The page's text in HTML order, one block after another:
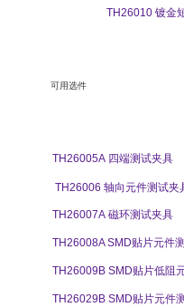
TH26010镀金
可用选件
TH26005A 四端测试夹具
TH26006 轴向元件测试夹
TH26007A 磁环测试夹具
TH26008A SMD贴片元件
TH26009B SMD贴片低阻
TH26029B SMD贴片元件